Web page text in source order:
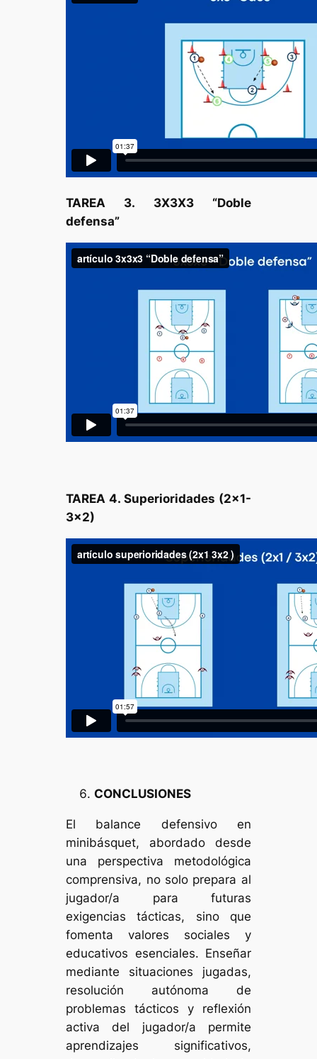
TAREA 3. 3X3X3 “Doble
defensa”
TAREA 4. Superioridades (2×1-
3×2)
CONCLUSIONES
El balance defensivo en
minibásquet, abordado desde
una perspectiva metodológica
comprensiva, no solo prepara al
jugador/a para futuras
exigencias tácticas, sino que
fomenta valores sociales y
educativos esenciales. Enseñar
mediante situaciones jugadas,
resolución autónoma de
problemas tácticos y reflexión
activa del jugador/a permite
aprendizajes significativos,